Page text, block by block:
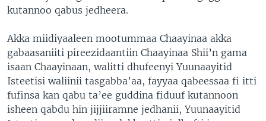
kutannoo qabus jedheera.
Akka miidiyaaleen mootummaa Chaayinaa akka
gabaasaniiti pireezidaantiin Chaayinaa Shii’n gama
isaan Chaayinaan, walitti dhufeenyi Yuunaayitid
Isteetisi waliinii tasgabba’aa, fayyaa qabeessaa fi itti
fufinsa kan qabu ta’ee guddina fiduuf kutannoon
isheen qabdu hin jijjiiramne jedhanii, Yuunaayitid